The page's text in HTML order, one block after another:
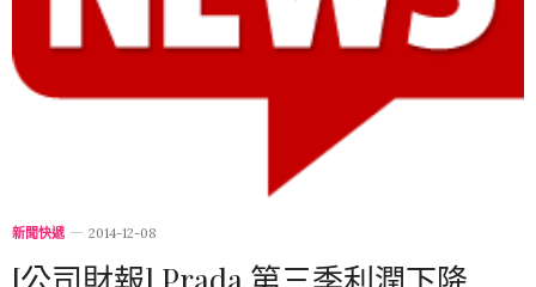
新聞快遞 2014-12-08